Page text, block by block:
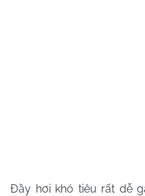
Đầy hơi khó tiêu rất dễ